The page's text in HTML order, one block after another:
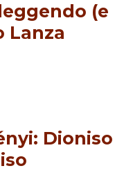
(e
Lanza
Dioniso